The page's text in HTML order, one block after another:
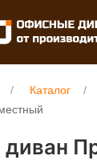
Каталог